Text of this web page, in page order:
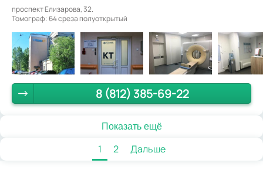
проспект Елизарова, 32.
Томограф: 64 среза полуоткрытый
8 (812) 385-69-22
Показать ещё
1 2 Дальше